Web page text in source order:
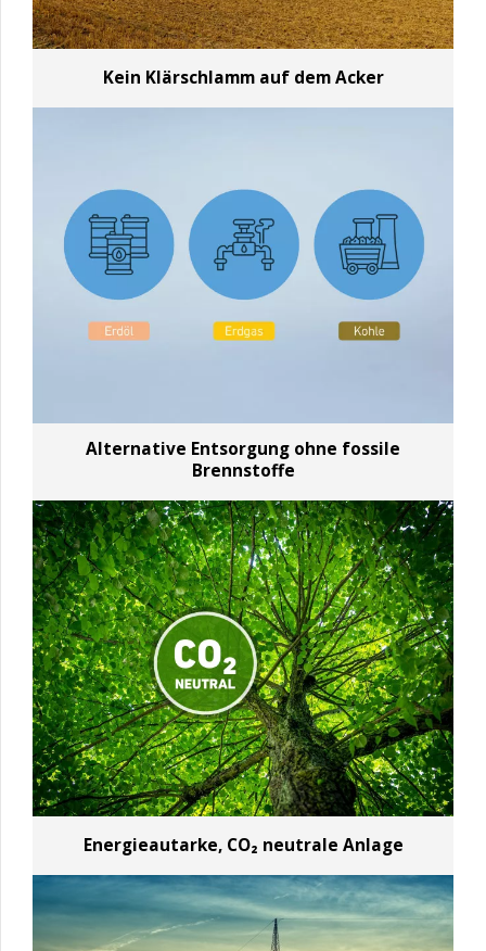
Kein Klärschlamm auf dem Acker
Alternative Entsorgung ohne fossile
Brennstoffe
Energieautarke, CO₂ neutrale Anlage